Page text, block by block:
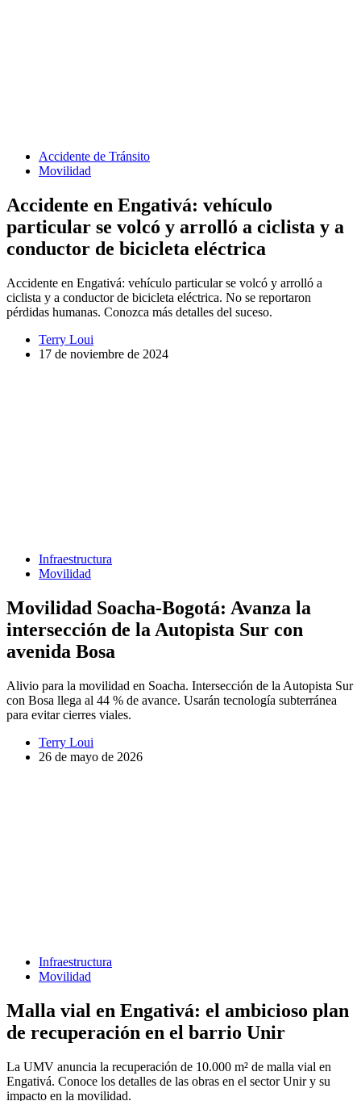
Accidente de Tránsito
Movilidad
Accidente en Engativá: vehículo
particular se volcó y arrolló a ciclista y a
conductor de bicicleta eléctrica
Accidente en Engativá: vehículo particular se volcó y arrolló a
ciclista y a conductor de bicicleta eléctrica. No se reportaron
pérdidas humanas. Conozca más detalles del suceso.
Terry Loui
17 de noviembre de 2024
Infraestructura
Movilidad
Movilidad Soacha-Bogotá: Avanza la
intersección de la Autopista Sur con
avenida Bosa
Alivio para la movilidad en Soacha. Intersección de la Autopista Sur
con Bosa llega al 44 % de avance. Usarán tecnología subterránea
para evitar cierres viales.
Terry Loui
26 de mayo de 2026
Infraestructura
Movilidad
Malla vial en Engativá: el ambicioso plan
de recuperación en el barrio Unir
La UMV anuncia la recuperación de 10.000 m² de malla vial en
Engativá. Conoce los detalles de las obras en el sector Unir y su
impacto en la movilidad.